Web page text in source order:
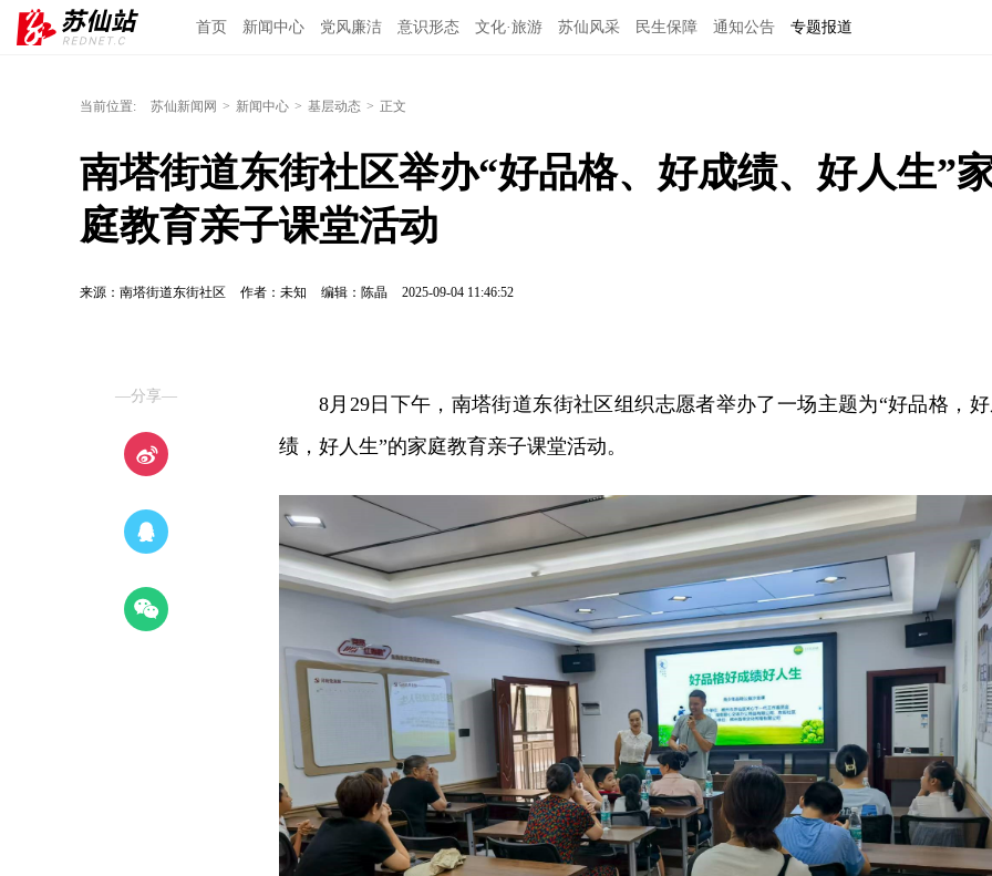
首页 新闻中心 党风廉洁 意识形态 文化·旅游 苏仙风采 民生保障 通知公告 专题报道
当前位置: 苏仙新闻网 > 新闻中心 > 基层动态 > 正文
南塔街道东街社区举办“好品格、好成绩、好人生”
庭教育亲子课堂活动
来源：南塔街道东街社区 作者：未知 编辑：陈晶 2025-09-04 11:46:52
—分享—
8月29日下午，南塔街道东街社区组织志愿者举办了一场主题为“好品格，
绩，好人生”的家庭教育亲子课堂活动。